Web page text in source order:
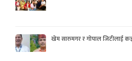
खेम सारुमगर र गोपाल जिटीलाई